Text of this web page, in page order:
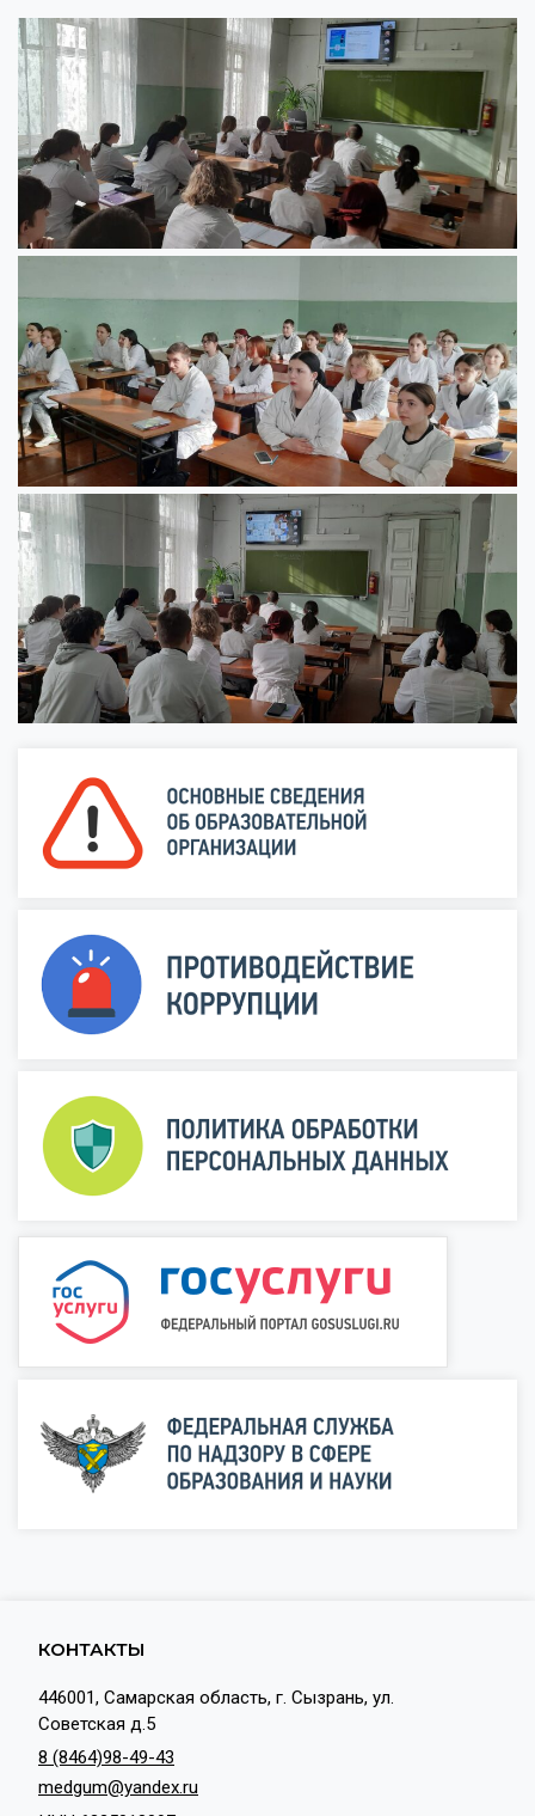
КОНТАКТЫ
446001, Самарская область, г. Сызрань, ул.
Советская д.5
8 (8464)98-49-43
medgum@yandex.ru